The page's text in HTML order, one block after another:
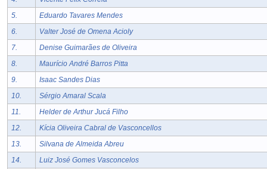
5.
Eduardo Tavares Mendes
6.
Valter José de Omena Acioly
7.
Denise Guimarães de Oliveira
8.
Maurício André Barros Pitta
9.
Isaac Sandes Dias
10.
Sérgio Amaral Scala
11.
Helder de Arthur Jucá Filho
12.
Kícia Oliveira Cabral de Vasconcellos
13.
Silvana de Almeida Abreu
14.
Luiz José Gomes Vasconcelos